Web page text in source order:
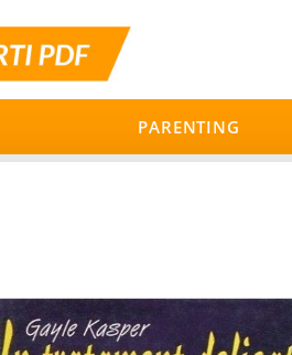
PARENTING